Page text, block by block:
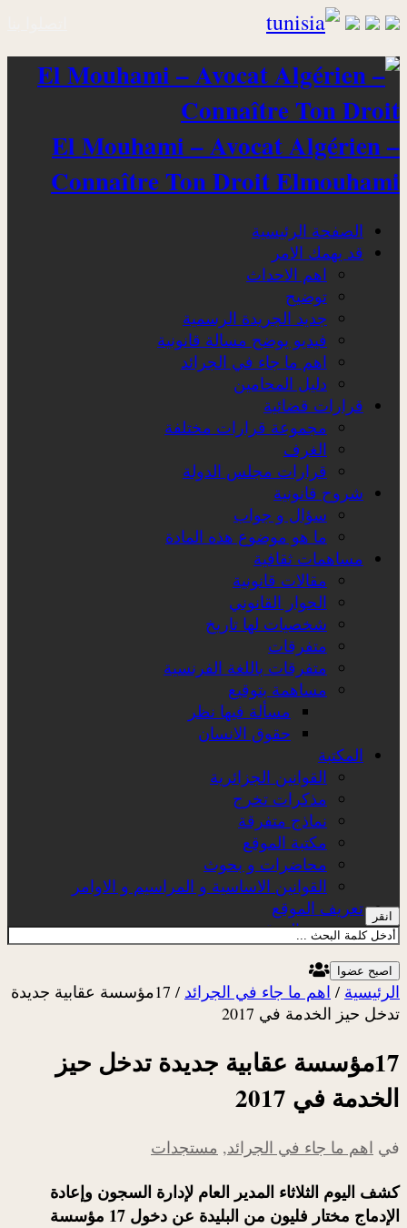
El Mouhami – Avocat Algérien –
Connaître Ton Droit Elmouhami
الصفحة الرئيسية
قد يهمك الامر
اهم الاحداث
توضيح
جديد الجريدة الرسمية
فيديو يوضح مسالة قانونية
اهم ما جاء في الجرائد
دليل المحامين
قرارات قضائية
مجموعة قرارات مختلفة
الغرف
قرارات مجلس الدولة
شروح قانونية
سؤال و جواب
ما هو موضوع هذه المادة
مساهمات ثقافية
مقالات قانونية
الحوار القانوني
شخصيات لها تاريخ
متفرقات
متفرقات باللغة الفرنسية
مساهمة بتوقيع
مسألة فيها نظر
حقوق الانسان
المكتبة
القوانين الجزائرية
مذكرات تخرج
نماذج متفرقة
مكتبة الموقع
محاضرات و بحوث
القوانين الاساسية و المراسيم و الاوامر
تعريف الموقع
عن الموقع
انقر
اصبح عضوا
الرئيسية / اهم ما جاء في الجرائد /
17مؤسسة عقابية جديدة
تدخل حيز الخدمة في 2017
17مؤسسة عقابية جديدة تدخل حيز
الخدمة في 2017
في اهم ما جاء في الجرائد, مستجدات
كشف اليوم الثلاثاء المدير العام لإدارة السجون وإعادة
الإدماج مختار فليون من البليدة عن دخول 17 مؤسسة